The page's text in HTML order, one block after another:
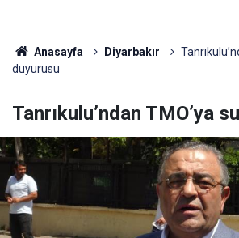
Anasayfa Diyarbakır
duyurusu
Tanrıkulu’ndan TMO’ya